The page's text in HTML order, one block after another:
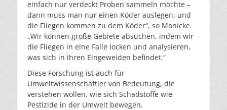
einfach nur verdeckt Proben sammeln möchte –
dann muss man nur einen Köder auslegen, und
die Fliegen kommen zu dem Köder“, so Manicke.
„Wir können große Gebiete absuchen, indem wir
die Fliegen in eine Falle locken und analysieren,
was sich in ihren Eingeweiden befindet.“
Diese Forschung ist auch für
Umweltwissenschaftler von Bedeutung, die
verstehen wollen, wie sich Schadstoffe wie
Pestizide in der Umwelt bewegen.